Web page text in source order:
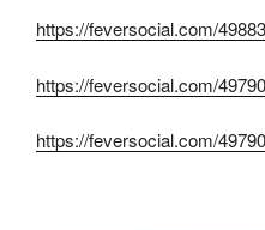
https://feversocial.com/
https://feversocial.com/
https://feversocial.com/